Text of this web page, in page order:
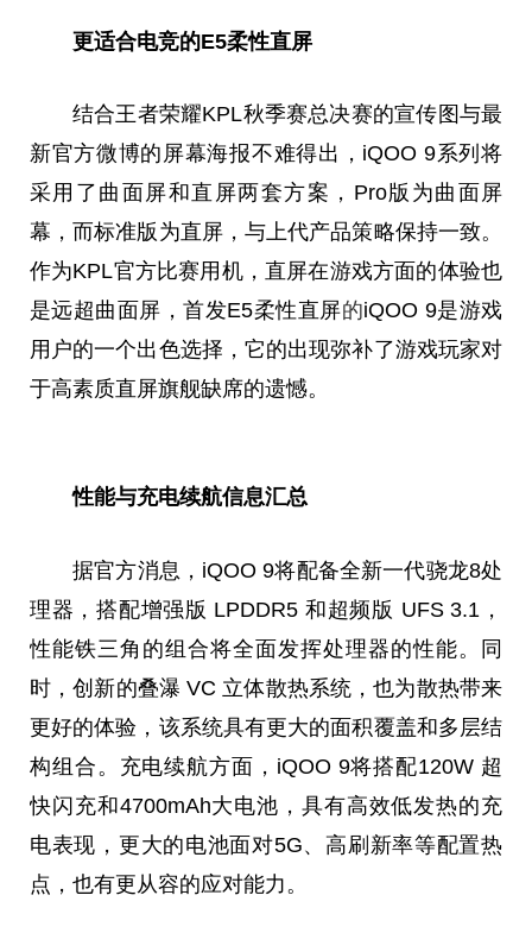
更适合电竞的E5柔性直屏
结合王者荣耀KPL秋季赛总决赛的宣传图与最
新官方微博的屏幕海报不难得出，iQOO 9系列将
采用了曲面屏和直屏两套方案，Pro版为曲面屏
幕，而标准版为直屏，与上代产品策略保持一致。
作为KPL官方比赛用机，直屏在游戏方面的体验也
是远超曲面屏，首发E5柔性直屏的iQOO 9是游戏
用户的一个出色选择，它的出现弥补了游戏玩家对
于高素质直屏旗舰缺席的遗憾。
性能与充电续航信息汇总
据官方消息，iQOO 9将配备全新一代骁龙8处
理器，搭配增强版 LPDDR5 和超频版 UFS 3.1，
性能铁三角的组合将全面发挥处理器的性能。同
时，创新的叠瀑 VC 立体散热系统，也为散热带来
更好的体验，该系统具有更大的面积覆盖和多层结
构组合。充电续航方面，iQOO 9将搭配120W 超
快闪充和4700mAh大电池，具有高效低发热的充
电表现，更大的电池面对5G、高刷新率等配置热
点，也有更从容的应对能力。